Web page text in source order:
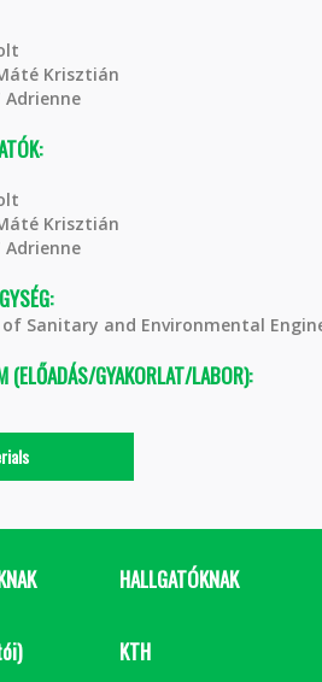
Krisztián
Adrienne
Krisztián
Adrienne
Sanitary and Environmental
(ELŐADÁS/GYAKORLAT/LABOR):
HALLGATÓKNAK
KTH